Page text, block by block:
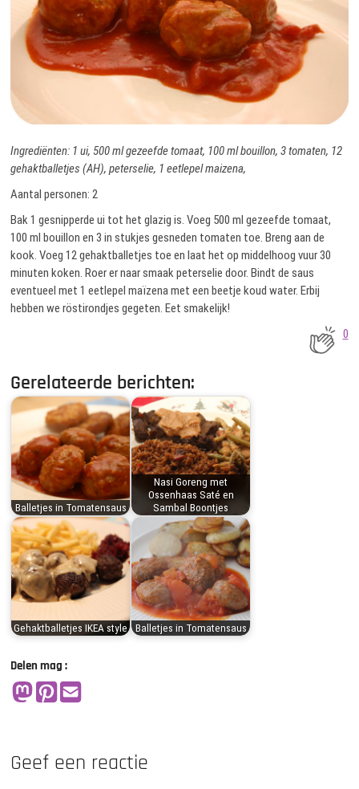
Ingrediënten: 1 ui, 500 ml gezeefde tomaat, 100 ml bouillon, 3 tomaten, 12
gehaktballetjes (AH), peterselie, 1 eetlepel maizena,
Aantal personen: 2
Bak 1 gesnipperde ui tot het glazig is. Voeg 500 ml gezeefde tomaat,
100 ml bouillon en 3 in stukjes gesneden tomaten toe. Breng aan de
kook. Voeg 12 gehaktballetjes toe en laat het op middelhoog vuur 30
minuten koken. Roer er naar smaak peterselie door. Bindt de saus
eventueel met 1 eetlepel maïzena met een beetje koud water. Erbij
hebben we röstirondjes gegeten. Eet smakelijk!
0
Gerelateerde berichten:
Balletjes in Tomatensaus
Nasi Goreng met
Ossenhaas Saté en
Sambal Boontjes
Gehaktballetjes IKEA style Balletjes in Tomatensaus
Delen mag :
Geef een reactie